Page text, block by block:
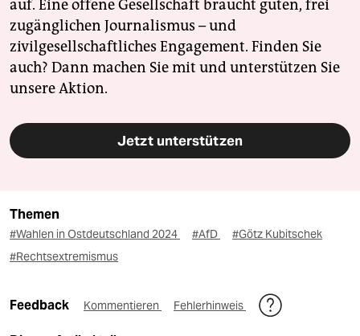
auf. Eine offene Gesellschaft braucht guten, frei
zugänglichen Journalismus – und
zivilgesellschaftliches Engagement. Finden Sie
auch? Dann machen Sie mit und unterstützen Sie
unsere Aktion.
Jetzt unterstützen
Themen
#Wahlen in Ostdeutschland 2024 #AfD
#Götz Kubitschek
#Rechtsextremismus
Feedback Kommentieren Fehlerhinweis